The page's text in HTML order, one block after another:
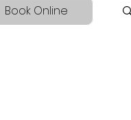
Book Online